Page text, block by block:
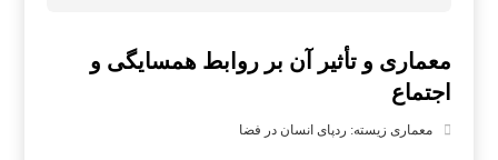
معماری و تأثیر آن بر روابط همسایگی و
اجتماع
معماری زیسته: ردپای انسان در فضا